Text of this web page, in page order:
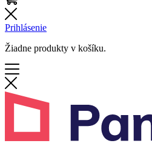
Prihlásenie
Žiadne produkty v košíku.